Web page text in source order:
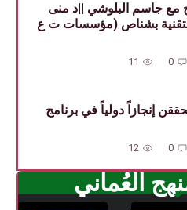
مع جاسم البلوشي ||د منى
بشناص (مؤسسات ت ع
0
11
إنجازاً دولياً في برنامج
0
12
العُماني